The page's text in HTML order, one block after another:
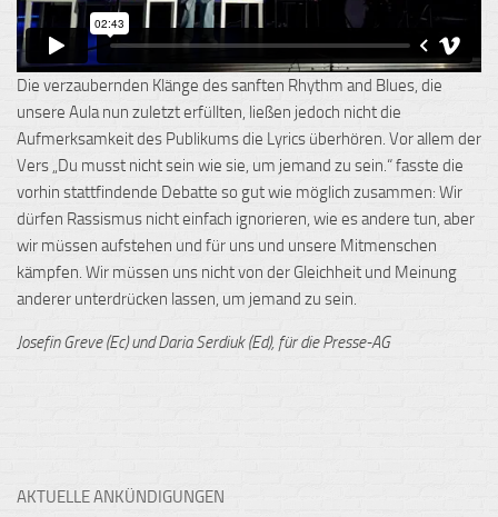
Die verzaubernden Klänge des sanften Rhythm and Blues, die
unsere Aula nun zuletzt erfüllten, ließen jedoch nicht die
Aufmerksamkeit des Publikums die Lyrics überhören. Vor allem der
Vers „Du musst nicht sein wie sie, um jemand zu sein.“ fasste die
vorhin stattfindende Debatte so gut wie möglich zusammen: Wir
dürfen Rassismus nicht einfach ignorieren, wie es andere tun, aber
wir müssen aufstehen und für uns und unsere Mitmenschen
kämpfen. Wir müssen uns nicht von der Gleichheit und Meinung
anderer unterdrücken lassen, um jemand zu sein.
Josefin Greve(Ec) undDaria Serdiuk(Ed), für die Presse-AG
AKTUELLE ANKÜNDIGUNGEN